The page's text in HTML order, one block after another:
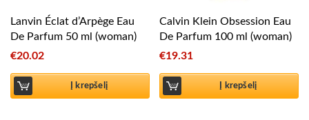
Lanvin Éclat d’Arpège Eau
De Parfum 50 ml (woman)
€20.02
Į krepšelį
Calvin Klein Obsession Eau
De Parfum 100 ml (woman)
€19.31
Į krepšelį